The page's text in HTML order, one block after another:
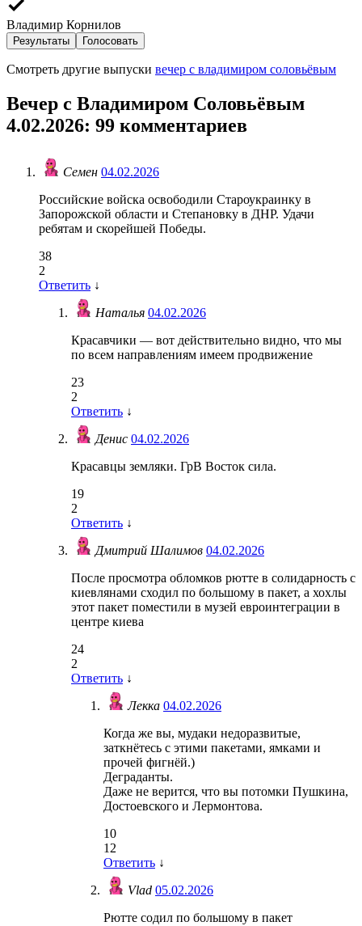
Владимир Корнилов
Результаты Голосовать
Смотреть другие выпуски вечер с владимиром соловьёвым
Вечер с Владимиром Соловьёвым
4.02.2026: 99 комментариев
Семен 04.02.2026
Российские войска освободили Староукраинку в
Запорожской области и Степановку в ДНР. Удачи
ребятам и скорейшей Победы.
38
2
Ответить ↓
Наталья 04.02.2026
Красавчики — вот действительно видно, что мы
по всем направлениям имеем продвижение
23
2
Ответить ↓
Денис 04.02.2026
Красавцы земляки. ГрВ Восток сила.
19
2
Ответить ↓
Дмитрий Шалимов 04.02.2026
После просмотра обломков рютте в солидарность с
киевлянами сходил по большому в пакет, а хохлы
этот пакет поместили в музей евроинтеграции в
центре киева
24
2
Ответить ↓
Лекка 04.02.2026
Когда же вы, мудаки недоразвитые,
заткнётесь с этими пакетами, ямками и
прочей фигнёй.)
Деграданты.
Даже не верится, что вы потомки Пушкина,
Достоевского и Лермонтова.
10
12
Ответить ↓
Vlad 05.02.2026
Рютте содил по большому в пакет